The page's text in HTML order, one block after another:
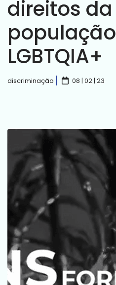
direitos da
população
LGBTQIA+
discriminação 08 | 02 | 23